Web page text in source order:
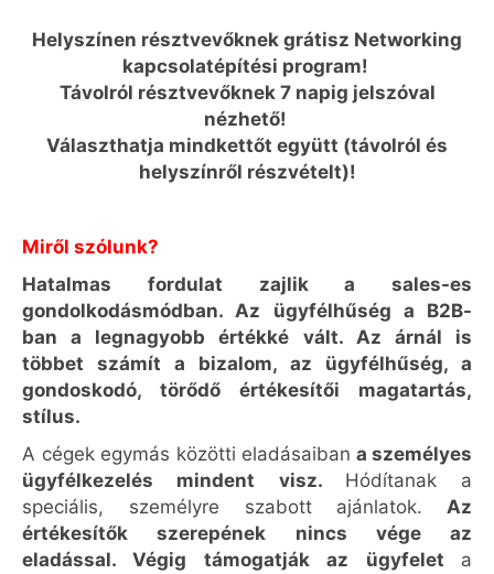
Helyszínen résztvevőknek grátisz Networking
kapcsolatépítési program!
Távolról résztvevőknek 7 napig jelszóval
nézhető!
Választhatja mindkettőt együtt (távolról és
helyszínről részvételt)!
Miről szólunk?
Hatalmas fordulat zajlik a sales-es
gondolkodásmódban. Az ügyfélhűség a B2B-
ban a legnagyobb értékké vált. Az árnál is
többet számít a bizalom, az ügyfélhűség, a
gondoskodó, törődő értékesítői magatartás,
stílus.
A cégek egymás közötti eladásaiban a személyes
ügyfélkezelés mindent visz. Hódítanak a
speciális, személyre szabott ajánlatok. Az
értékesítők szerepének nincs vége az
eladással. Végig támogatják az ügyfelet a